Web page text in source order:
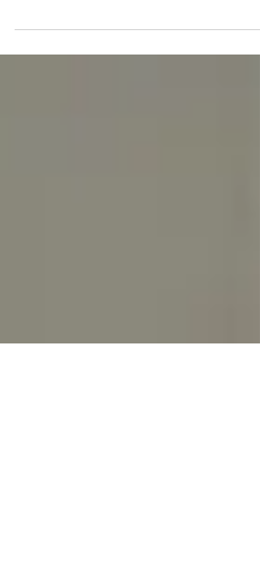
na improvizaciji, naključnem zaporedju vlog